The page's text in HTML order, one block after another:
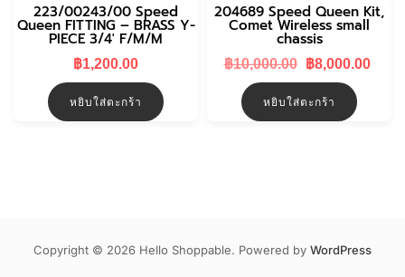
223/00243/00 Speed
Queen FITTING – BRASS Y-
PIECE 3/4′ F/M/M
฿1,200.00
หยิบใส่ตะกร้า
204689 Speed Queen Kit,
Comet Wireless small
chassis
฿10,000.00
Original
฿10,000.00.
฿8,000.00
หยิบใส่ตะกร้า
Copyright © 2026 Hello Shoppable. Powered by WordPress